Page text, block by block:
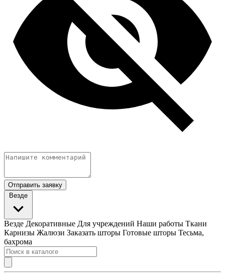
Отправить заявку
Везде
Везде Декоративные Для учреждений Наши работы Ткани
Карнизы Жалюзи Заказать шторы Готовые шторы Тесьма,
бахрома